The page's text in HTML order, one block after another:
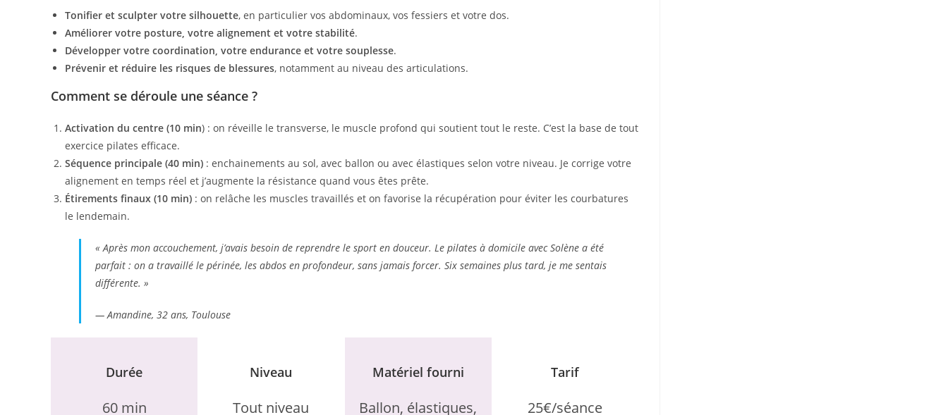
Tonifier et sculpter votre silhouette, en particulier vos abdominaux, vos fessiers et votre dos.
Améliorer votre posture, votre alignement et votre stabilité.
Développer votre coordination, votre endurance et votre souplesse.
Prévenir et réduire les risques de blessures, notamment au niveau des articulations.
Comment se déroule une séance ?
Activation du centre (10 min) : on réveille le transverse, le muscle profond qui soutient tout le reste. C’est la base de tout
exercice pilates efficace.
Séquence principale (40 min) : enchainements au sol, avec ballon ou avec élastiques selon votre niveau. Je corrige votre
alignement en temps réel et j’augmente la résistance quand vous êtes prête.
Étirements finaux (10 min) : on relâche les muscles travaillés et on favorise la récupération pour éviter les courbatures
le lendemain.
« Après mon accouchement, j’avais besoin de reprendre le sport en douceur. Le pilates à domicile avec Solène a été
parfait : on a travaillé le périnée, les abdos en profondeur, sans jamais forcer. Six semaines plus tard, je me sentais
différente. »
— Amandine, 32 ans, Toulouse
Durée
60 min
Niveau
Tout niveau
Matériel fourni
Ballon, élastiques,
Tarif
25€/séance